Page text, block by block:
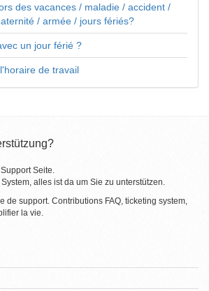
des vacances / maladie / accident /
/ armée / jours fériés?
un jour férié ?
de travail
Seite.
alles ist da um Sie zu unterstützen.
de support. Contributions FAQ, ticketing system,
la vie.